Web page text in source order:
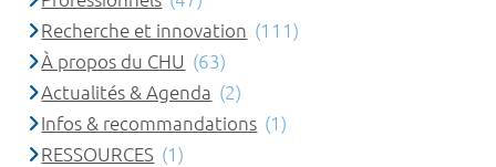
Recherche et innovation (111)
À propos du CHU (63)
Actualités & Agenda (2)
Infos & recommandations (1)
RESSOURCES (1)